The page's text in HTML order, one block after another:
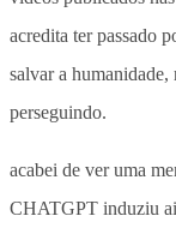
acredita ter passado
salvar a humanidade,
perseguindo.
acabei de ver uma
CHATGPT induziu